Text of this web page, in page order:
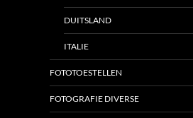
DUITSLAND
ITALIE
FOTOTOESTELLEN
FOTOGRAFIE DIVERSE